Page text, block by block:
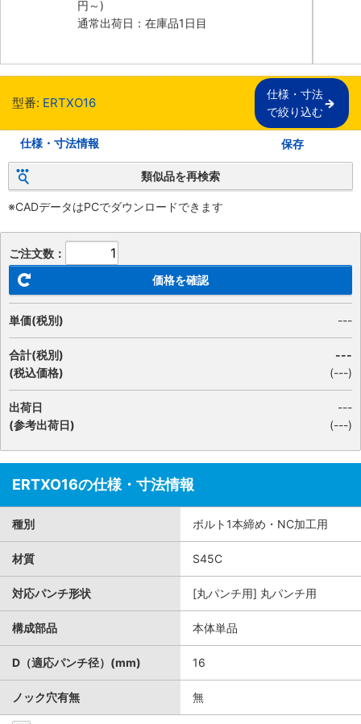
円 ～)
通常出荷日：在庫品1日目
型番: ERTXO16
仕様・寸法
で絞り込む
仕様・寸法情報 保存
類似品を再検索
※CADデータはPCでダウンロードできます
ご注文数：
価格を確認
単価(税別) ---
合計(税別)
(税込価格)
---
(---)
出荷日
(参考出荷日)
---
(---)
ERTXO16の仕様・寸法情報
種別 ボルト1本締め・NC加工用
材質 S45C
対応パンチ形状 [丸パンチ用] 丸パンチ用
構成部品 本体単品
D（適応パンチ径）(mm) 16
ノック穴有無 無